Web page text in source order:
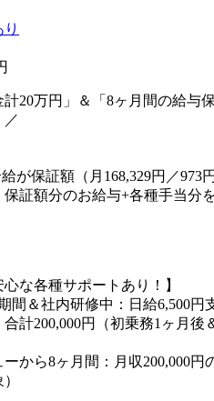
計20万円」＆「8ヶ月間の給与
／
が保証額（月168,329円／973
証額分のお給与+各種手当分
心な各種サポートあり！】
間＆社内研修中：日給6,500円
計200,000円（初乗務1ヶ月後
から8ヶ月間：月収200,000円